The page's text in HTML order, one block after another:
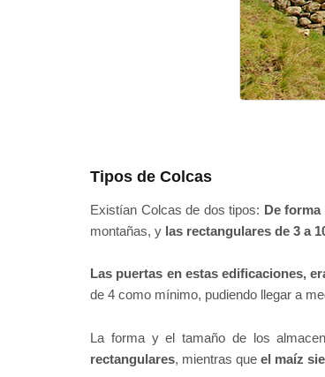
Tipos de Colcas
Existían Colcas de dos tipos: De
montañas, y las rectangulares de 3 a
Las puertas en estas edificaciones,
de 4 como mínimo, pudiendo llegar a
La forma y el tamaño de los
rectangulares, mientras queel maíz